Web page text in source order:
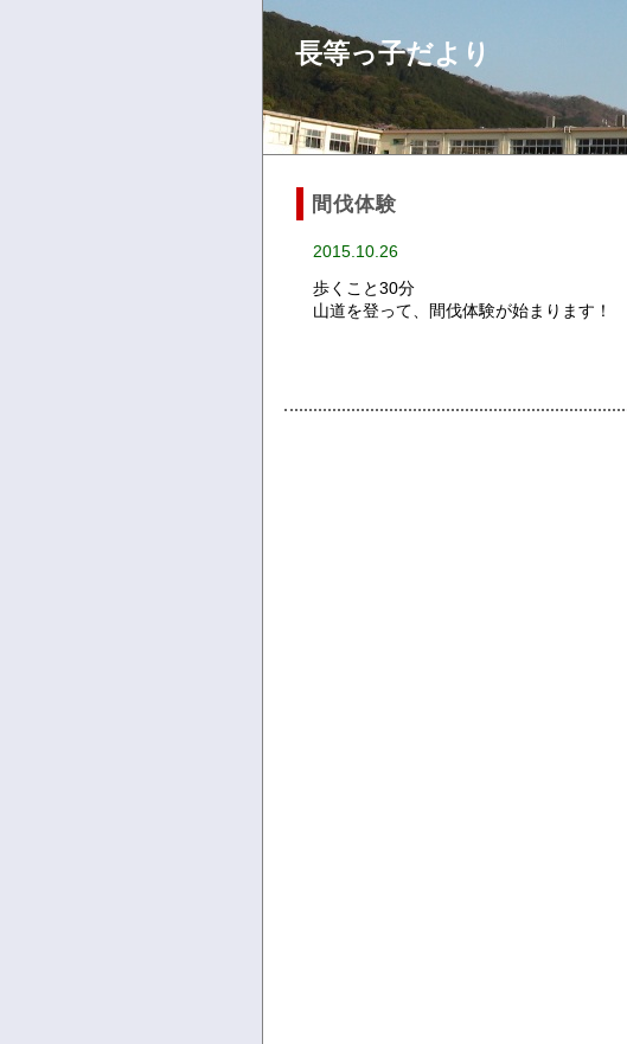
長等っ子だより
間伐体験
2015.10.26
歩くこと30分
山道を登って、間伐体験が始まります！